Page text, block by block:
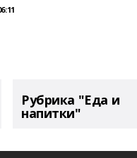
Рубрика "Еда и
напитки"